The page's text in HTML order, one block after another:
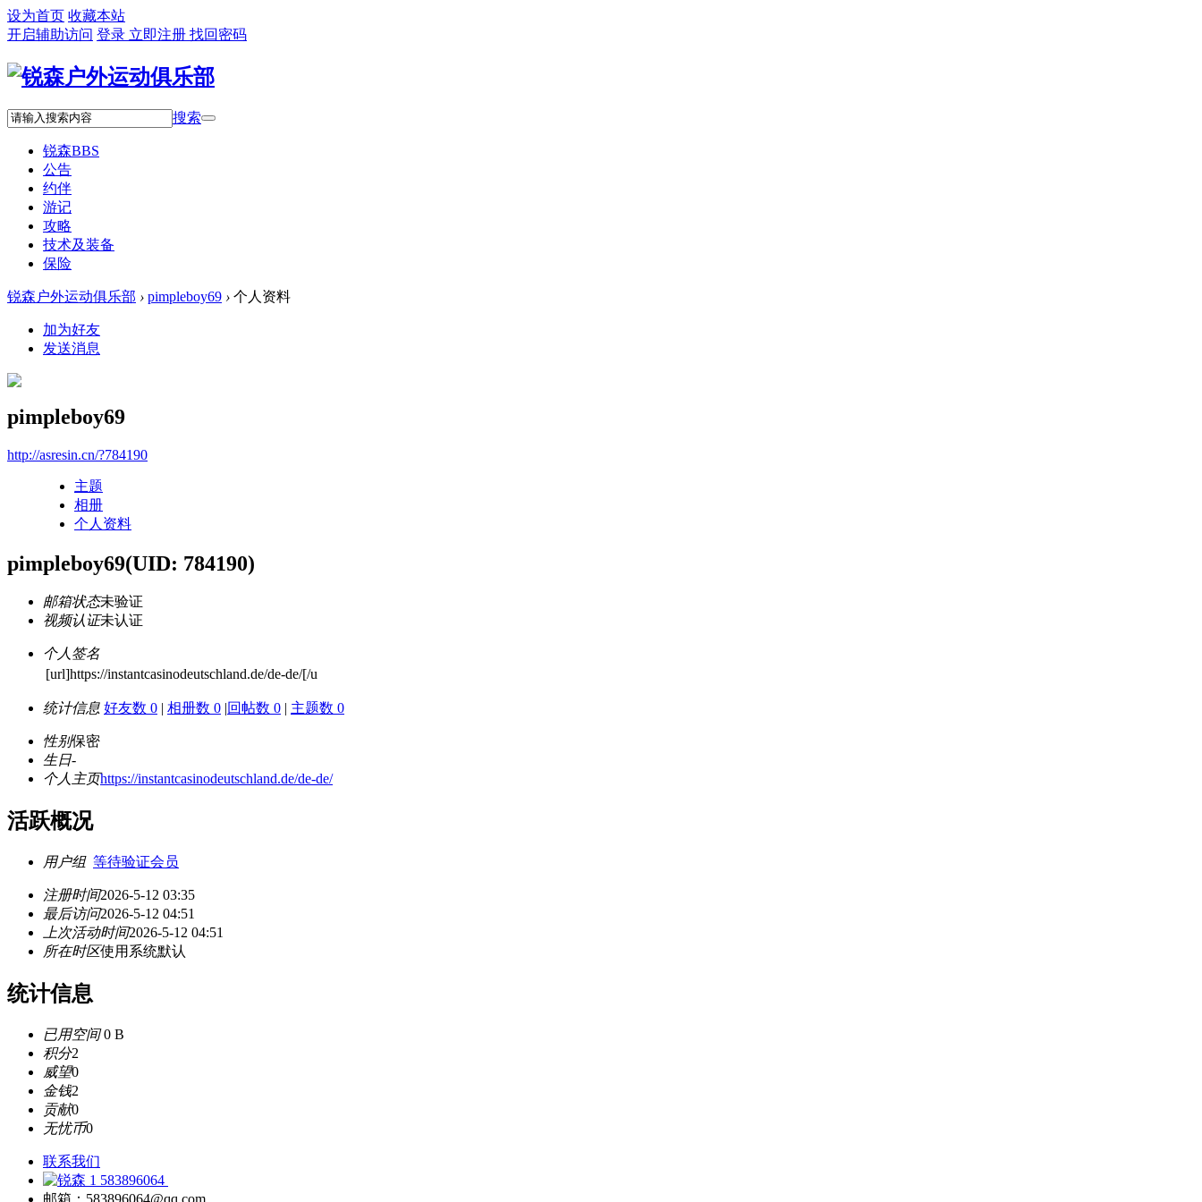
设为首页 收藏本站
开启辅助访问 登录 立即注册 找回密码
搜索
锐森BBS
公告
约伴
游记
攻略
技术及装备
保险
锐森户外运动俱乐部 › pimpleboy69 › 个人资料
加为好友
发送消息
pimpleboy69
http://asresin.cn/?784190
主题
相册
个人资料
pimpleboy69(UID: 784190)
邮箱状态未验证
视频认证未认证
个人签名
[url]https://instantcasinodeutschland.de/de-de/[/u
统计信息 好友数 0 | 相册数 0 |回帖数 0 | 主题数 0
性别保密
生日-
个人主页https://instantcasinodeutschland.de/de-de/
活跃概况
用户组 等待验证会员
注册时间2026-5-12 03:35
最后访问2026-5-12 04:51
上次活动时间2026-5-12 04:51
所在时区使用系统默认
统计信息
已用空间0 B
积分2
威望0
金钱2
贡献0
无忧币0
联系我们
583896064
邮箱：583896064@qq.com